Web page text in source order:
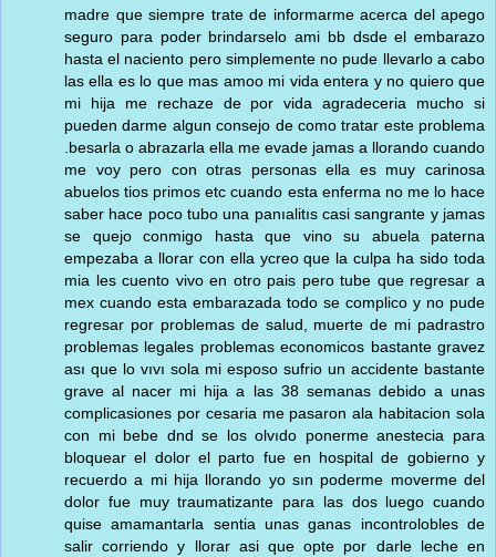
madre que siempre trate de informarme acerca del apego
seguro para poder brindarselo ami bb dsde el embarazo
hasta el naciento pero simplemente no pude llevarlo a cabo
las ella es lo que mas amoo mi vida entera y no quiero que
mi hija me rechaze de por vida agradeceria mucho si
pueden darme algun consejo de como tratar este problema
.besarla o abrazarla ella me evade jamas a llorando cuando
me voy pero con otras personas ella es muy carinosa
abuelos tios primos etc cuando esta enferma no me lo hace
saber hace poco tubo una panıalitıs casi sangrante y jamas
se quejo conmigo hasta que vino su abuela paterna
empezaba a llorar con ella ycreo que la culpa ha sido toda
mia les cuento vivo en otro pais pero tube que regresar a
mex cuando esta embarazada todo se complico y no pude
regresar por problemas de salud, muerte de mi padrastro
problemas legales problemas economicos bastante gravez
ası que lo vıvı sola mi esposo sufrio un accidente bastante
grave al nacer mi hija a las 38 semanas debido a unas
complicasiones por cesaria me pasaron ala habitacion sola
con mi bebe dnd se los olvıdo ponerme anestecia para
bloquear el dolor el parto fue en hospital de gobierno y
recuerdo a mi hija llorando yo sın poderme moverme del
dolor fue muy traumatizante para las dos luego cuando
quise amamantarla sentia unas ganas incontrolobles de
salir corriendo y llorar asi que opte por darle leche en